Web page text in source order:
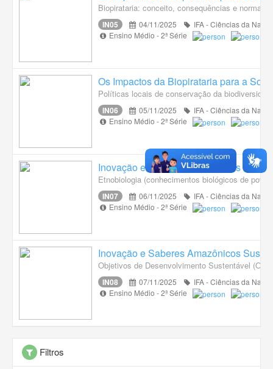
Biopirataria: conceito, consequências e normas.
IN05 04/11/2025
IFA - Ciências da
Ensino Médio - 2ª Série
Os Impactos da Biopirataria para a
Políticas locais de conservação da
IN06 05/11/2025
IFA - Ciências da
Ensino Médio - 2ª Série
Inovação e Saberes Amazônicos
Etnobiologia (conhecimentos biológicos de
IN07 06/11/2025
IFA - Ciências da
Ensino Médio - 2ª Série
Inovação e Saberes Amazônicos
Objetivos de Desenvolvimento Sustentável
IN08 07/11/2025
IFA - Ciências da
Ensino Médio - 2ª Série
Filtros